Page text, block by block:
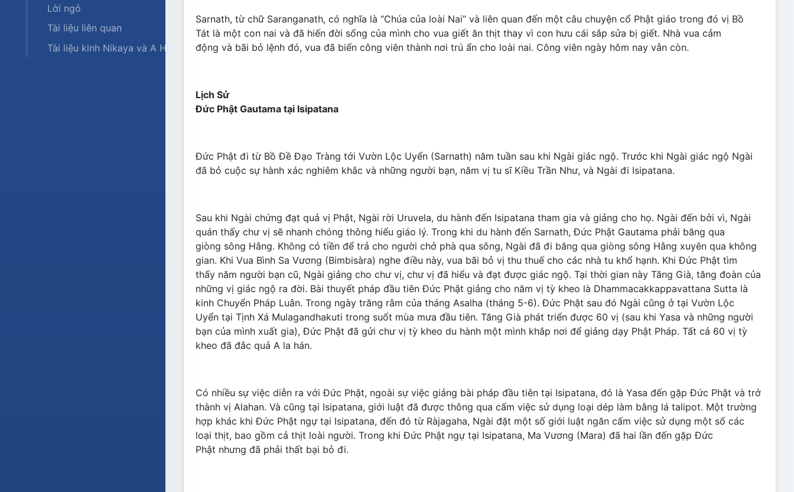
Lời ngỏ
Tài liệu liên quan
Tài liệu kinh Nikaya và A Hàm
Sarnath, từ chữ Saranganath, có nghĩa là “Chúa của loài Nai” và liên quan đến một câu chuyện cổ Phật giáo trong đó vị Bồ
Tát là một con nai và đã hiến đời sống của mình cho vua giết ăn thịt thay vì con hưu cái sắp sửa bị giết. Nhà vua cảm
động và bãi bỏ lệnh đó, vua đã biến công viên thành nơi trú ẩn cho loài nai. Công viên ngày hôm nay vẫn còn.
Lịch Sử
Đức Phật Gautama tại Isipatana
Đức Phật đi từ Bồ Đề Đạo Tràng tới Vườn Lộc Uyển (Sarnath) năm tuần sau khi Ngài giác ngộ. Trước khi Ngài giác ngộ Ngài
đã bỏ cuộc sự hành xác nghiêm khắc và những người bạn, năm vị tu sĩ Kiều Trần Như, và Ngài đi Isipatana.
Sau khi Ngài chứng đạt quả vị Phật, Ngài rời Uruvela, du hành đến Isipatana tham gia và giảng cho họ. Ngài đến bởi vì, Ngài
quán thấy chư vị sẽ nhanh chóng thông hiểu giáo lý. Trong khi du hành đến Sarnath, Đức Phật Gautama phải băng qua
giòng sông Hằng. Không có tiền để trả cho người chở phà qua sông, Ngài đã đi băng qua giòng sông Hằng xuyên qua không
gian. Khi Vua Bình Sa Vương (Bimbisàra) nghe điều này, vua bãi bỏ vị thu thuế cho các nhà tu khổ hạnh. Khi Đức Phật tìm
thấy năm người bạn cũ, Ngài giảng cho chư vị, chư vị đã hiểu và đạt được giác ngộ. Tại thời gian này Tăng Già, tăng đoàn của
những vị giác ngộ ra đời. Bài thuyết pháp đầu tiên Đức Phật giảng cho năm vị tỳ kheo là Dhammacakkappavattana Sutta là
kinh Chuyển Pháp Luân. Trong ngày trăng rằm của tháng Asalha (tháng 5-6). Đức Phật sau đó Ngài cũng ở tại Vườn Lộc
Uyển tại Tịnh Xá Mulagandhakuti trong suốt mùa mưa đầu tiên. Tăng Già phát triển được 60 vị (sau khi Yasa và những người
bạn của mình xuất gia), Đức Phật đã gửi chư vị tỳ kheo du hành một mình khắp nơi để giảng dạy Phật Pháp. Tất cả 60 vị tỳ
kheo đã đắc quả A la hán.
Có nhiều sự việc diễn ra với Đức Phật, ngoài sự việc giảng bài pháp đầu tiên tại Isipatana, đó là Yasa đến gặp Đức Phật và trở
thành vị Alahan. Và cũng tại Isipatana, giới luật đã được thông qua cấm việc sử dụng loại dép làm bằng lá talipot. Một trường
hợp khác khi Đức Phật ngự tại Isipatana, đến đó từ Ràjagaha, Ngài đặt một số giới luật ngăn cấm việc sử dụng một số các
loại thịt, bao gồm cả thịt loài người. Trong khi Đức Phật ngự tại Isipatana, Ma Vương (Mara) đã hai lần đến gặp Đức
Phật nhưng đã phải thất bại bỏ đi.